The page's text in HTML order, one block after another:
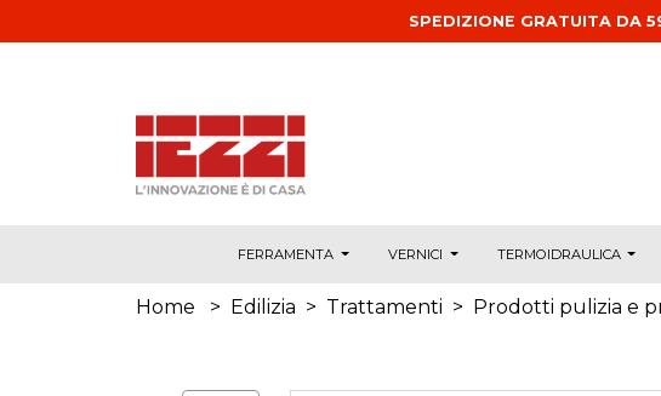
SPEDIZIONE GRATUITA DA
FERRAMENTA VERNICI TERMOIDRAULICA
Home > Edilizia > Trattamenti > Prodotti pulizia e